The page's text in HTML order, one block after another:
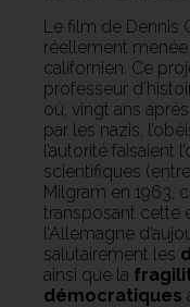
Le film de Dennis
réellement
californien. Ce
professeur
où, vingt ans
par les nazis,
l’autorité faisaient
scientifiques
Milgram en 1963,
transposant cette
l’Allemagne
salutairement les
ainsi que la
démocratiques